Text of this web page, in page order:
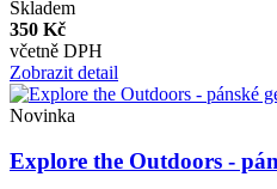
Skladem
350 Kč
včetně DPH
Zobrazit detail
Novinka
Explore the Outdoors -